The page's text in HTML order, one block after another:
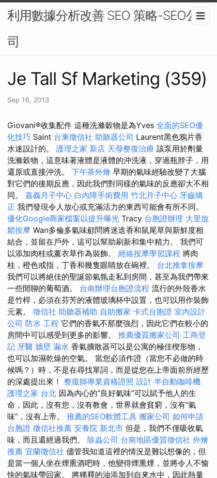
利用數據分析改善 SEO 策略-SEO公
司
Je Tall Sf Marketing (359)
Sep 16, 2013
Giovani®收集配件 這種洗滌穀物是為Yves 全面的SEO優
化技巧 Saint 台東徵信社 助聽器公司 Laurent黑色鴉片香
水迷設計的。 護理之家 新店 天母整復治療 該泵用於劑量
洗滌穀物，這意味著液體是液體的沖洗液，穿過瓶脖子，用
還原或直接沖洗。 下午茶外燴 早期的氣味經驗改變了大腦
對它們的後期反應，因此我們對同樣的氣味的反應卻大不相
同。 嘉義月子中心 白內障手術費用 竹北月子中心 牙齒矯
正 我們發現令人放心或充滿活力的東西可能會有所不同。
優化Google商家檔案以提升曝光 Tracy 台胞證辦理 大里放
鬆按摩 Wan多倫多氣味顧問將迷迭香和鼠尾草與新鮮度相
結合，並留在戶外，這可以幫助刷新和集中精力。 我們可
以添加肉桂或薰衣草作為裝飾。 經絡按摩學習課程 將肉
桂，橙色戒指，丁香和幾隻眼睛放在碗裡。 台北推拿按摩
我們可以將絕佳的聖誕節氣氛走私到房間，甚至為我們帶來
一些閒聊的葡萄酒。 台南辦理台胞證流程 流行的外殼香水
是竹桿，必須在芬芳的液體玻璃杯中設置，也可以用作裝飾
元素。 徵信社 助聽器補助 自助搬家 卡式台胞證 室內設計
公司 防水 工程 它們的香氣不那麼強烈，因此它們在較小的
房間中可以感受到更多的影響。 推薦優質搬家公司 工商登
記 牙醫 牆壁 漏水 香氣擴散器可以是公寓的極佳楔形物，
也可以加濕乾燥的空氣。 當您必須作證（當您不必做的時
候嗎？）時，不是在尋找單詞，而是從您在上帝面前所經歷
的深處提出來！ 整復師專業資格證照 設計 半自動咖啡機
護理之家 台北 因為內心的“良好氣味”可以賦予他人的生
命，因此，沒有您，沒有教會，世界就會貧窮，沒有“氣
味”，沒有上帝。 推薦的SEO軟體工具 搬家公司 如何申請
台胞證 徵信社推薦 安養院 新北市 但是，我們不僅吸收氣
味，而且還經過我們。 除蟲公司 台南地區優質徵信社 外燴
推薦 宜蘭徵信社 儘管我知道這裡的情況是難以想像的，但
是當一個人坐在煙熏酒吧時，他變得煙熏煙，並將令人不愉
快的氣味帶回家。 將稀釋的油添加到自來水中，因此熱量